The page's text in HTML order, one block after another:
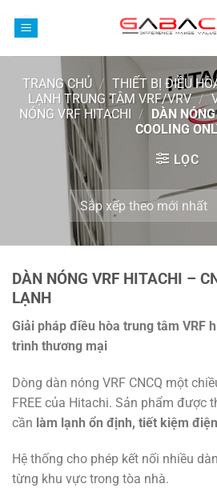
TRANG CHỦ / THIẾT BỊ ĐIỀU
LẠNH TRUNG TÂM VRF/VRV /
NÓNG VRF HITACHI / DÀN
COOLING
LỌC
DÀN NÓNG VRF HITACHI –
LẠNH
Giải pháp điều hòa trung tâm VRF
trình thương mại
Dòng dàn nóng VRF CNCQ một
FREE của Hitachi. Sản phẩm được
cần làm lạnh ổn định, tiết kiệm
Hệ thống cho phép kết nối nhiều
từng khu vực trong tòa nhà.